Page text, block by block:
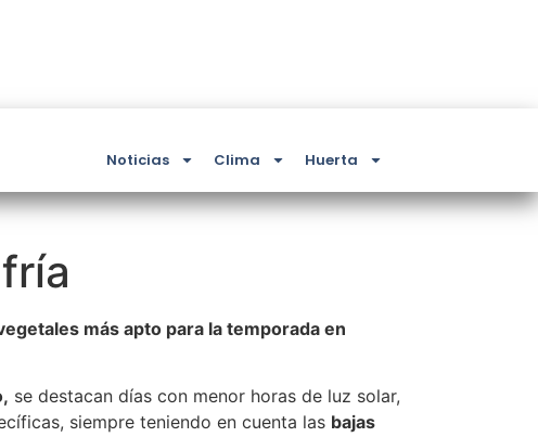
Noticias Clima Huerta
más apto para la temporada en
se destacan días con menor horas de luz solar,
siempre teniendo en cuenta las bajas